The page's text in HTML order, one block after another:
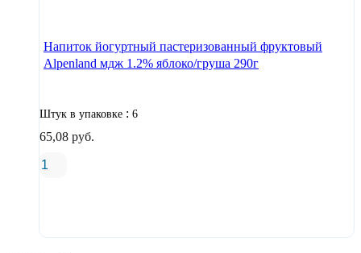
Напиток йогуртный пастеризованный фруктовый
Alpenland мдж 1.2% яблоко/груша 290г
Штук в упаковке : 6
65,08 руб.